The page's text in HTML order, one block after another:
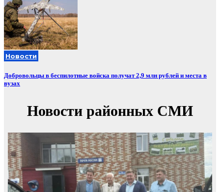
Новости
Добровольцы в беспилотные войска получат 2,9 млн рублей и места в
вузах